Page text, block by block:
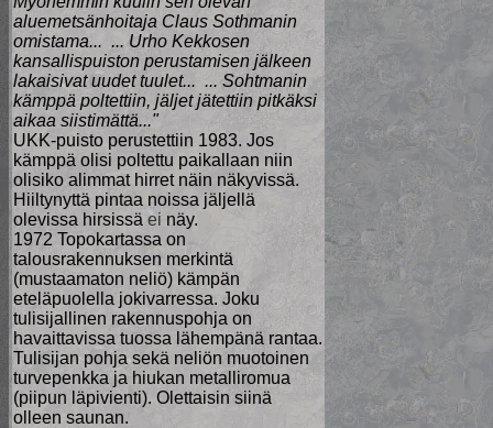
aluemetsänhoitaja Claus Sothmanin
omistama... ... Urho Kekkosen
kansallispuiston perustamisen jälkeen
lakaisivat uudet tuulet... ... Sohtmanin
kämppä poltettiin, jäljet jätettiin pitkäksi
aikaa siistimättä..."
UKK-puisto perustettiin 1983. Jos
kämppä olisi poltettu paikallaan niin
olisiko alimmat hirret näin näkyvissä.
Hiiltynyttä pintaa noissa jäljellä
olevissa hirsissä ei näy.
1972 Topokartassa on
talousrakennuksen merkintä
(mustaamaton neliö) kämpän
eteläpuolella jokivarressa. Joku
tulisijallinen rakennuspohja on
havaittavissa tuossa lähempänä rantaa.
Tulisijan pohja sekä neliön muotoinen
turvepenkka ja hiukan metalliromua
(piipun läpivienti). Olettaisin siinä
olleen saunan.